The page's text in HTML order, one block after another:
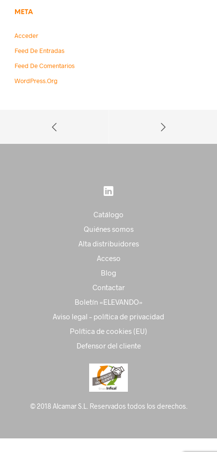
META
Acceder
Feed De Entradas
Feed De Comentarios
WordPress.org
Catálogo
Quiénes somos
Alta distribuidores
Acceso
Blog
Contactar
Boletín «ELEVANDO»
Aviso legal – política de privacidad
Política de cookies (EU)
Defensor del cliente
© 2018 Alcamar S.L. Reservados todos los derechos.